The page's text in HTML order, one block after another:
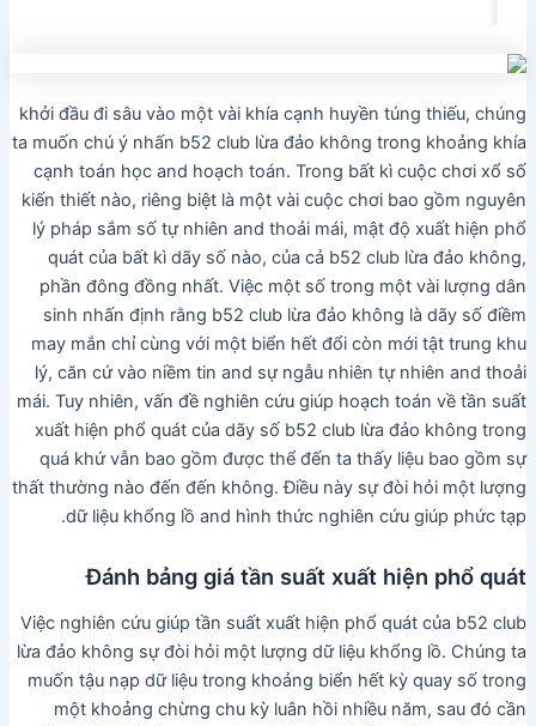
khởi đầu đi sâu vào một vài khía cạnh huyền túng thiếu, chúng
ta muốn chú ý nhấn b52 club lừa đảo không trong khoảng khía
cạnh toán học and hoạch toán. Trong bất kì cuộc chơi xổ số
kiến thiết nào, riêng biệt là một vài cuộc chơi bao gồm nguyên
lý pháp sắm số tự nhiên and thoải mái, mật độ xuất hiện phổ
quát của bất kì dãy số nào, của cả b52 club lừa đảo không,
phần đông đồng nhất. Việc một số trong một vài lượng dân
sinh nhấn định rằng b52 club lừa đảo không là dãy số điềm
may mắn chỉ cùng với một biển hết đổi còn mới tật trung khu
lý, căn cứ vào niềm tin and sự ngẫu nhiên tự nhiên and thoải
mái. Tuy nhiên, vấn đề nghiên cứu giúp hoạch toán về tần suất
xuất hiện phổ quát của dãy số b52 club lừa đảo không trong
quá khứ vẫn bao gồm được thể đến ta thấy liệu bao gồm sự
thất thường nào đến đến không. Điều này sự đòi hỏi một lượng
dữ liệu khổng lồ and hình thức nghiên cứu giúp phức tạp.
Đánh bảng giá tần suất xuất hiện phổ quát
Việc nghiên cứu giúp tần suất xuất hiện phổ quát của b52 club
lừa đảo không sự đòi hỏi một lượng dữ liệu khổng lồ. Chúng ta
muốn tậu nạp dữ liệu trong khoảng biển hết kỳ quay số trong
một khoảng chừng chu kỳ luân hồi nhiều năm, sau đó cần